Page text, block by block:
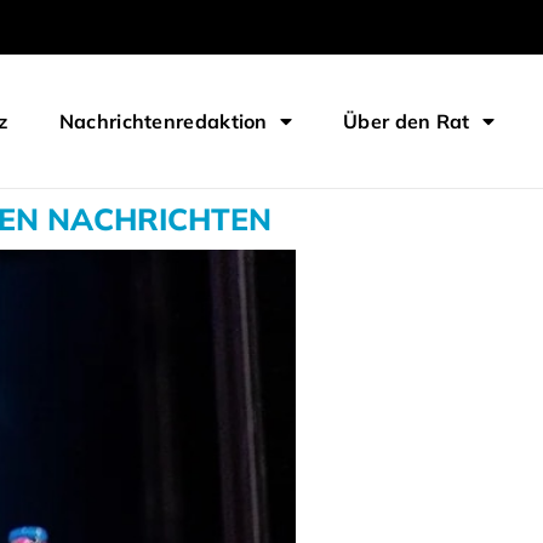
Nachrichtenredaktion Über den Rat
NACHRICHTEN